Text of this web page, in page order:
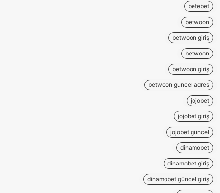
betebet
betwoon
betwoon giriş
betwoon
betwoon giriş
betwoon güncel adres
jojobet
jojobet giriş
jojobet güncel
dinamobet
dinamobet giriş
dinamobet güncel giriş